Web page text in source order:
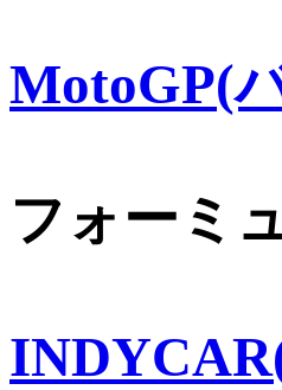
MotoGP(
フォーミ